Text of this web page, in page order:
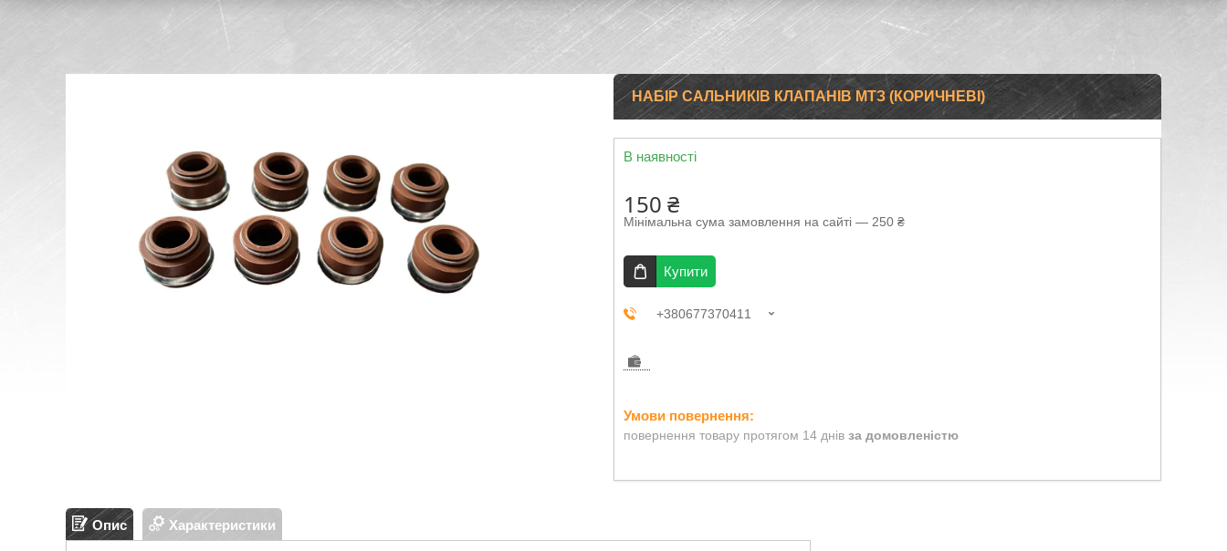
НАБІР САЛЬНИКІВ КЛАПАНІВ МТЗ (КОРИЧНЕВІ)
В наявності
150 ₴
Мінімальна сума замовлення на сайті — 250 ₴
Купити
+380677370411
повернення товару протягом 14 днів за домовленістю
Опис Характеристики